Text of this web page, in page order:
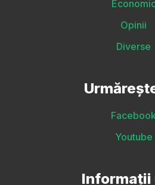
Opinii
Diverse
Youtube
Informații